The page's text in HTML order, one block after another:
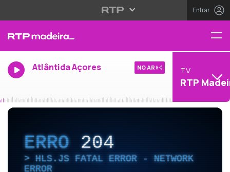
Entrar
Atlântida Açores NO AR TV
RTP
ERRO204
HLS.JS FATAL ERROR - NETWORK
ERROR